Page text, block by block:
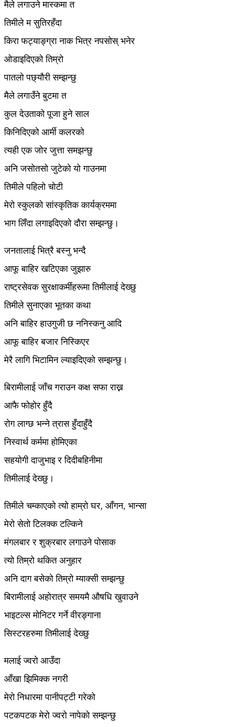
मैले लगाउने मास्कमा त
तिमीले म सुतिरहँदा
किरा फट्याङ्ग्रा नाक भित्र नपसोस् भनेर
ओडाइदिएको तिम्रो
पातलो पछ्यौरी सम्झन्छु
मैले लगाउँने बुटमा त
कुल देउताको पूजा हुने साल
किनिदिएको आर्मी कलरको
त्यही एक जोर जुत्ता समझन्छु
अनि जसोतसो जुटेको यो गाउनमा
तिमीले पहिलो चोटी
मेरो स्कुलको सांस्कृतिक कार्यक्रममा
भाग लिँदा लगाइदिएको दौरा सम्झन्छु।
जनतालाई भित्रै बस्नु भन्दै
आफू बाहिर खटिएका जुझारु
राष्ट्रसेवक सुरक्षाकर्मीहरूमा तिमीलाई देख्छु
तिमीले सुनाएका भूतका कथा
अनि बाहिर हाउगुजी छ ननिस्कनु आदि
आफू बाहिर बजार निस्किएर
मेरै लागि भिटामिन ल्याइदिएको सम्झन्छु।
बिरामीलाई जाँच गराउन कक्ष सफा राख्न
आफै फोहोर हुँदै
रोग लाग्छ भन्ने त्रास हुँदाहुँदै
निस्वार्थ कर्ममा होमिएका
सहयोगी दाजुभाइ र दिदीबहिनीमा
तिमीलाई देख्छु।
तिमीले चम्काएको त्यो हाम्रो घर, आँगन, भान्सा
मेरो सेतो टिलक्क टल्किने
मंगलबार र शुक्रबार लगाउने पोसाक
त्यो तिम्रो थकित अनुहार
अनि दाग बसेको तिम्रो म्याक्सी सम्झन्छु
बिरामीलाई अहोरात्र समयमै औषधि खुवाउने
भाइटल्स मोनिटर गर्ने वीरङ्गाना
सिस्टरहरुमा तिमीलाई देख्छु
मलाई ज्वरो आउँदा
आँखा झिमिक्क नगरी
मेरो निधारमा पानीपट्टी गरेको
पटकपटक मेरो ज्वरो नापेको सम्झन्छु